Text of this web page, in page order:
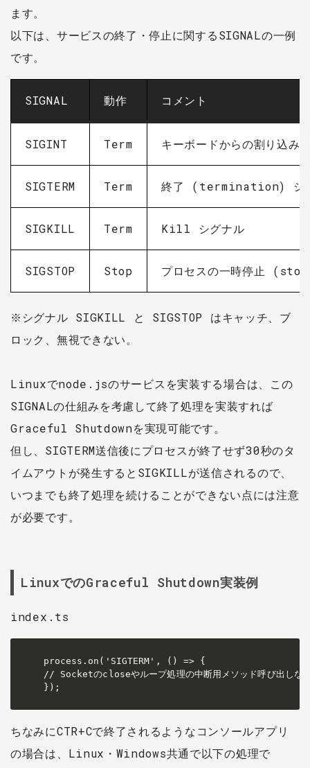
ます。
以下は、サービスの終了・停止に関するSIGNALの一例
です。
SIGNAL 動作 コメント
SIGINT Term キーボードからの割り込み
SIGTERM Term 終了 (termination) シ
SIGKILL Term Kill シグナル
SIGSTOP Stop プロセスの一時停止
※シグナル SIGKILL と SIGSTOP はキャッチ、ブ
ロック、無視できない。
Linuxでnode.jsのサービスを実装する場合は、この
SIGNALの仕組みを考慮して終了処理を実装すれば
Graceful Shutdownを実現可能です。
但し、SIGTERM送信後にプロセスが終了せず30秒のタ
イムアウトが発生するとSIGKILLが送信されるので、
いつまでも終了処理を続けることができない点には注意
が必要です。
LinuxでのGraceful Shutdown実装例
index.ts
process.on('SIGTERM', () => {
// Socketのcloseやループ処理の中断用メソッド呼び出しな
});
ちなみにCTR+Cで終了されるようなコンソールアプリ
の場合は、Linux・Windows共通で以下の処理で